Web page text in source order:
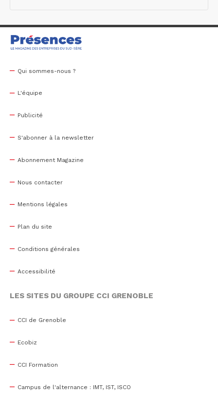
Qui sommes-nous ?
L'équipe
Publicité
S'abonner à la newsletter
Abonnement Magazine
Nous contacter
Mentions légales
Plan du site
Conditions générales
Accessibilité
LES SITES DU GROUPE CCI GRENOBLE
CCI de Grenoble
Ecobiz
CCI Formation
Campus de l'alternance : IMT, IST, ISCO